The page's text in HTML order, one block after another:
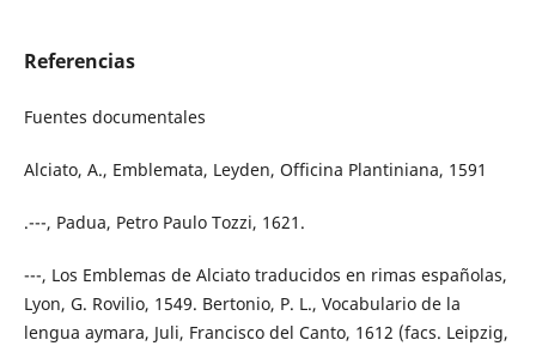
Referencias
Fuentes documentales
Alciato, A., Emblemata, Leyden, Officina Plantiniana, 1591
.---, Padua, Petro Paulo Tozzi, 1621.
---, Los Emblemas de Alciato traducidos en rimas españolas,
Lyon, G. Rovilio, 1549. Bertonio, P. L., Vocabulario de la
lengua aymara, Juli, Francisco del Canto, 1612 (facs. Leipzig,